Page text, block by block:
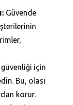
Güvende
güvenliği için
Bu, olası
korur.